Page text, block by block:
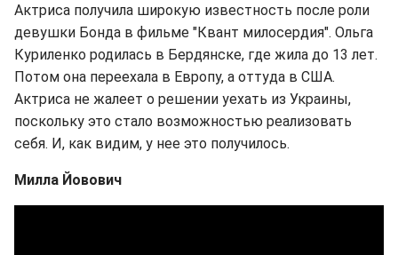
Актриса получила широкую известность после роли
девушки Бонда в фильме "Квант милосердия". Ольга
Куриленко родилась в Бердянске, где жила до 13 лет.
Потом она переехала в Европу, а оттуда в США.
Актриса не жалеет о решении уехать из Украины,
поскольку это стало возможностью реализовать
себя. И, как видим, у нее это получилось.
Милла Йовович